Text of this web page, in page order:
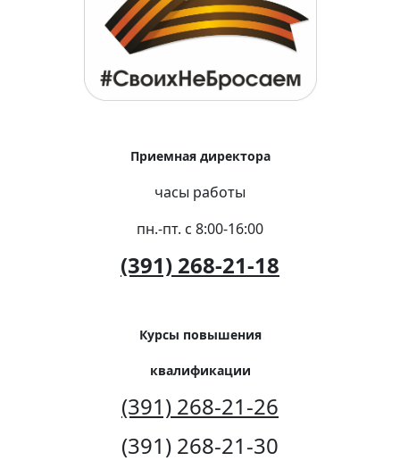
Приемная директора
часы работы
пн.-пт. с 8:00-16:00
(391) 268-21-18
Курсы повышения
квалификации
(391) 268-21-26
(391) 268-21-30